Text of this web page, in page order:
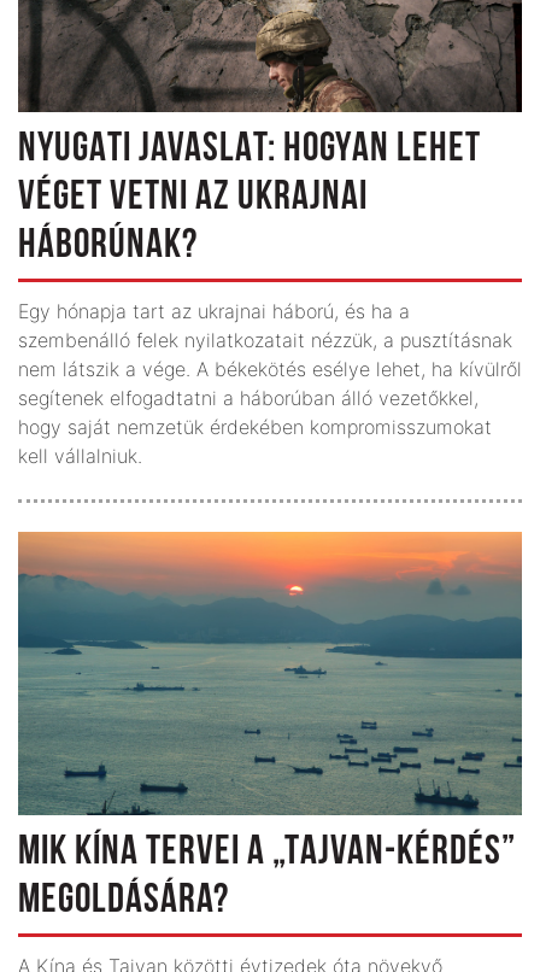
NYUGATI JAVASLAT: HOGYAN LEHET
VÉGET VETNI AZ UKRAJNAI
HÁBORÚNAK?
Egy hónapja tart az ukrajnai háború, és ha a
szembenálló felek nyilatkozatait nézzük, a pusztításnak
nem látszik a vége. A békekötés esélye lehet, ha kívülről
segítenek elfogadtatni a háborúban álló vezetőkkel,
hogy saját nemzetük érdekében kompromisszumokat
kell vállalniuk.
MIK KÍNA TERVEI A „TAJVAN-KÉRDÉS”
MEGOLDÁSÁRA?
A Kína és Tajvan közötti évtizedek óta növekvő